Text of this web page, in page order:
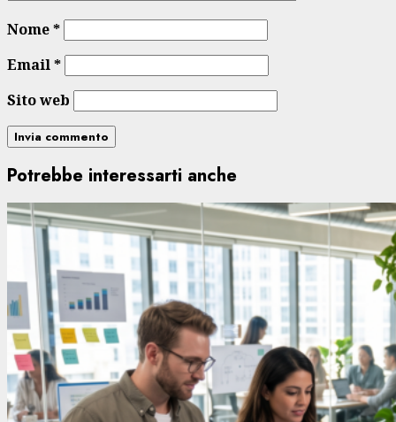
Nome*
Email*
Sito web
Potrebbe interessarti anche